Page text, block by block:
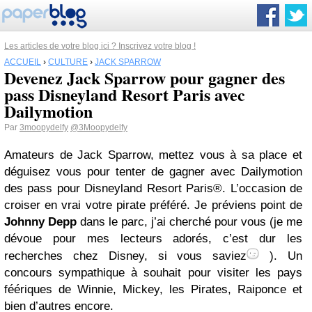
Les articles de votre blog ici ? Inscrivez votre blog !
ACCUEIL › CULTURE › JACK SPARROW
Devenez Jack Sparrow pour gagner des
pass Disneyland Resort Paris avec
Dailymotion
Par 3moopydelfy @3Moopydelfy
Amateurs de Jack Sparrow, mettez vous à sa place et
déguisez vous pour tenter de gagner avec Dailymotion
des pass pour Disneyland Resort Paris®. L’occasion de
croiser en vrai votre pirate préféré. Je préviens point de
Johnny Depp dans le parc, j’ai cherché pour vous (je me
dévoue pour mes lecteurs adorés, c’est dur les
recherches chez Disney, si vous saviez
). Un
concours sympathique à souhait pour visiter les pays
féériques de Winnie, Mickey, les Pirates, Raiponce et
bien d’autres encore.